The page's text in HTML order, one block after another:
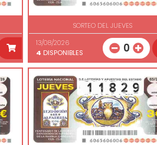
SORTEO DEL JUEVES
13/08/2026
4 DISPONIBLES 0